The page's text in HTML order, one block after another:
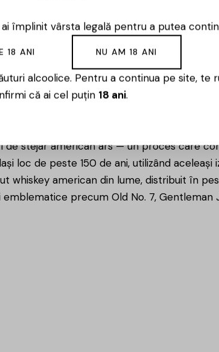
din lume, fondată în 1866 de Jasper
Unite ale Americii. Jack Daniel a
afacerea, transformând-o într-o
fiecare picătură de whiskey este filtrată
stejar american ars — un proces care
loc de peste 150 de ani, utilizând
whiskey american din lume, distribuit în
precum Old No. 7, Gentleman
împlinit vârsta legală pentru a putea
18 ANI NU AM 18 ANI
alcoolice. Pentru a continua pe site, te
că ai cel puțin 18 ani.